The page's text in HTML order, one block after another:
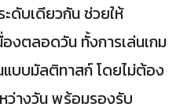
ดับเดียวกัน ช่วยให้
งตลอดวัน ทั้งการเล่นเกม
บบมัลติทาสก์ โดยไม่ต้อง
ว่างวัน พร้อมรองรับ